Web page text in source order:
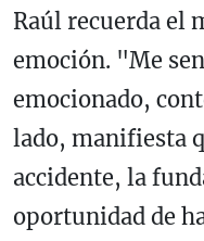
Raúl recuerda el
emoción. "Me
emocionado,
lado, manifiesta
accidente, la
oportunidad de